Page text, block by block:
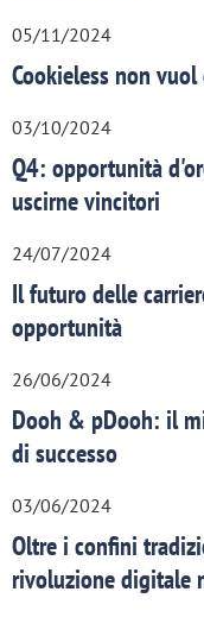
05/11/2024
Cookieless non
03/10/2024
Q4: opportunità
uscirne vincitori
24/07/2024
Il futuro delle
opportunità
26/06/2024
Dooh & pDooh: il
di successo
03/06/2024
Oltre i confini
rivoluzione digitale